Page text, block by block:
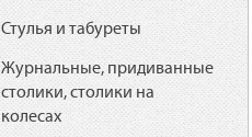
Стулья и табуреты
Журнальные, придиванные
столики, столики на
колесах